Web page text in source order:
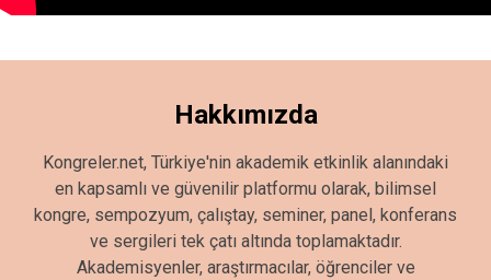
Hakkımızda
Kongreler.net, Türkiye'nin akademik etkinlik alanındaki
en kapsamlı ve güvenilir platformu olarak, bilimsel
kongre, sempozyum, çalıştay, seminer, panel, konferans
ve sergileri tek çatı altında toplamaktadır.
Akademisyenler, araştırmacılar, öğrenciler ve